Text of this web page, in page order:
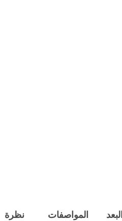
نظرة
المواصفات
البعد